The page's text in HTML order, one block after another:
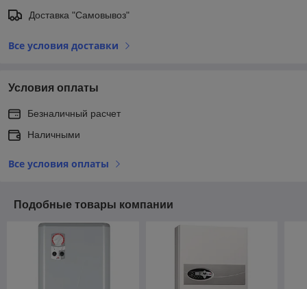
Доставка "Самовывоз"
Все условия доставки
Условия оплаты
Безналичный расчет
Наличными
Все условия оплаты
Подобные товары компании